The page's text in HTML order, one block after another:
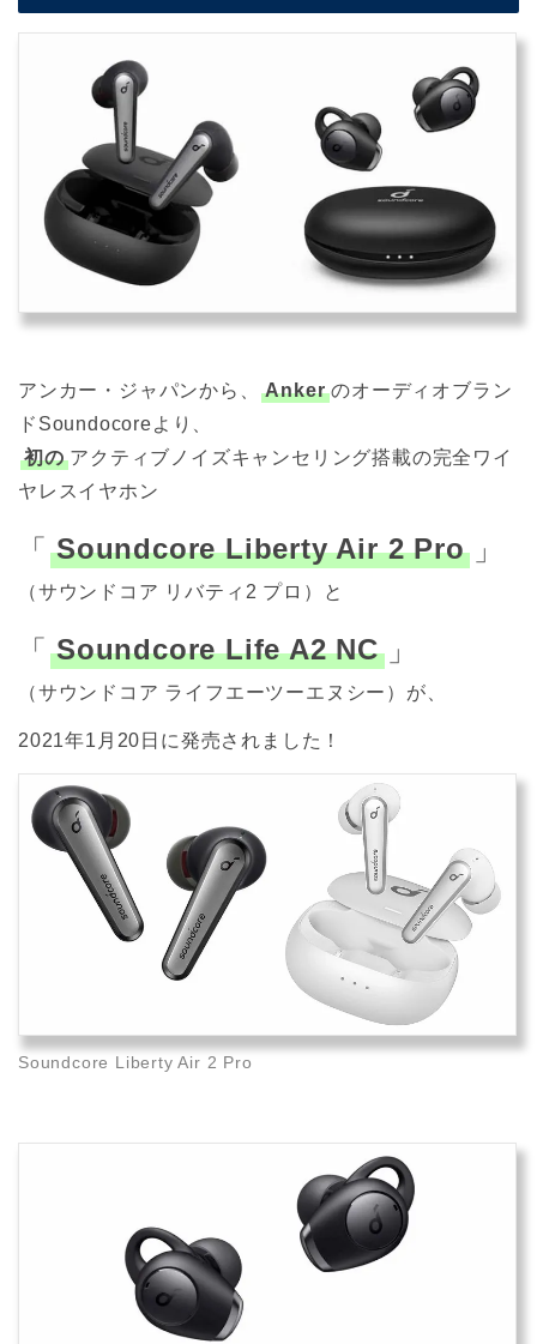
アンカー・ジャパンから、 Anker のオーディオブラン
ドSoundocoreより、
初の アクティブノイズキャンセリング搭載の完全ワイ
ヤレスイヤホン
「 Soundcore Liberty Air 2 Pro 」
（サウンドコア リバティ2 プロ） と
「 Soundcore Life A2 NC 」
（サウンドコア ライフエーツーエヌシー）が、
2021年1月20日に発売されました！
Soundcore Liberty Air 2 Pro